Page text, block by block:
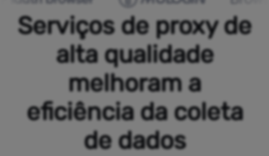
Serviços de proxy de
alta qualidade
melhoram a
eficiência da coleta
de dados